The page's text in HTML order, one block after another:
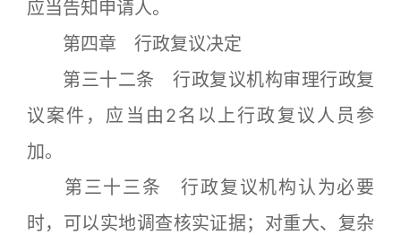
应当告知申请人。
第四章 行政复议决定
第三十二条 行政复议机构审理行政复
议案件，应当由2名以上行政复议人员参
加。
第三十三条 行政复议机构认为必要
时，可以实地调查核实证据；对重大、复杂